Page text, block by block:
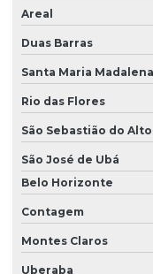
Manutenção preventiva
Manutenção preventiva
Manutenção preventiva
Modernização de ponte
Montagem de
Montagem de caminho
Montagem e
Montagem de ponte
Areal
Duas Barras
Santa Maria Madalena
Rio das Flores
São Sebastião do Alto
São José de Ubá
Belo Horizonte
Contagem
Montes Claros
Uberaba